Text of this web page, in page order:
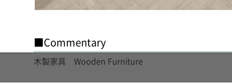
■Commentary
木製家具 Wooden Furniture